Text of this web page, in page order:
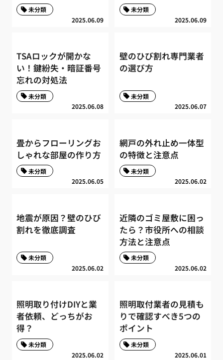
2025.06.09
未分類
2025.06.09
未分類
TSAロックが開かな
い！鍵紛失・暗証番号
忘れの対処法
2025.06.08
未分類
壁のひび割れ専門業者
の選び方
2025.06.07
未分類
畳からフローリングお
しゃれな部屋の作り方
2025.06.05
未分類
網戸の外れ止め一体型
の特徴と注意点
2025.06.02
未分類
地震が原因？壁のひび
割れを徹底調査
2025.06.02
未分類
近隣のゴミ屋敷に困っ
たら？市役所への相談
方法と注意点
2025.06.02
未分類
照明取り付けDIYと業
者依頼、どっちがお
得？
2025.06.02
未分類
照明取付業者の見積も
りで確認すべき5つの
ポイント
2025.06.01
未分類